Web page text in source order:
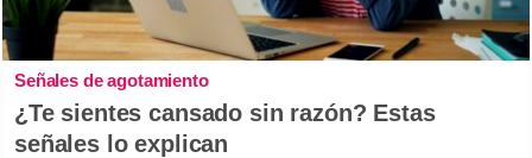
Señales de agotamiento
¿Te sientes cansado sin razón? Estas
señales lo explican